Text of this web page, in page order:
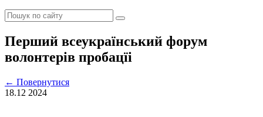
Перший всеукраїнський форум
волонтерів пробацїі
← Повернутися
18.12 2024